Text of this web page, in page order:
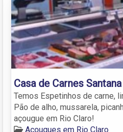
Casa de Carnes Santana
Temos Espetinhos de carne,
Pão de alho, mussarela,
açougue em Rio Claro!
Açougues em Rio Claro